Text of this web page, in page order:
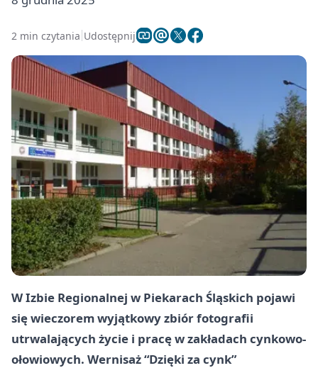
2 min czytania Udostępnij
W Izbie Regionalnej w Piekarach Śląskich pojawi
się wieczorem wyjątkowy zbiór fotografii
utrwalających życie i pracę w zakładach cynkowo-
ołowiowych. Wernisaż“Dzięki za cynk”